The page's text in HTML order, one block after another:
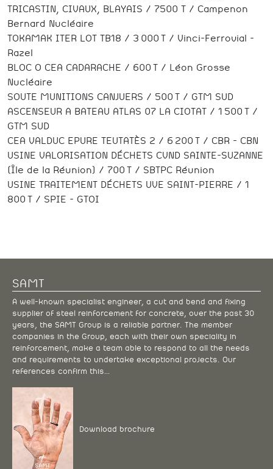
TRICASTIN, CIVAUX, BLAYAIS / 7500 T / Campenon
Bernard Nucléaire
TOKAMAK ITER LOT TB18 / 3 000 T / Vinci-Ferrovial –
Razel
BLOC O CEA CADARACHE / 600 T / Léon Grosse
Nucléaire
SOUTE MUNITIONS CANJUERS / 500 T / GTM SUD
ASCENSEUR A BATEAU ATLAS 07 LA CIOTAT / 1 500 T /
GTM SUD
CEA VALDUC EPURE TEUTATÈS 2 / 6 200 T / CBR – CBN
USINE VALORISATION DÉCHETS CVND SAINTE-SUZANNE
(Île de la Réunion) / 700 T / SBTPC Réunion
USINE TRAITEMENT DÉCHETS UVE SAINT-PIERRE / 1
800 T / SPIE – GTOI
SAMT
A well-known specialist engineer, a cut and bend and fixing
supplier of steel reinforcement for concrete, over the past 30
years, the SAMT Group is a reliable partner. The member
companies in the Group, each with their own speciality in
reinforcement, make a team able to respond to all the needs
and requirements to undertake exceptional projects. Our
references confirm this…
Download brochure